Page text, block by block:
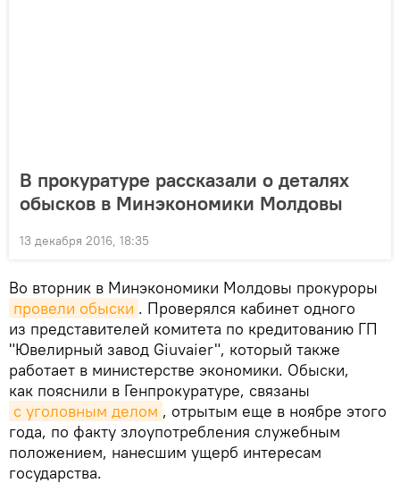
В прокуратуре рассказали о деталях
обысков в Минэкономики Молдовы
13 декабря 2016, 18:35
Во вторник в Минэкономики Молдовы прокуроры
провели обыски . Проверялся кабинет одного
из представителей комитета по кредитованию ГП
"Ювелирный завод Giuvaier", который также
работает в министерстве экономики. Обыски,
как пояснили в Генпрокуратуре, связаны
с уголовным делом , отрытым еще в ноябре этого
года, по факту злоупотребления служебным
положением, нанесшим ущерб интересам
государства.